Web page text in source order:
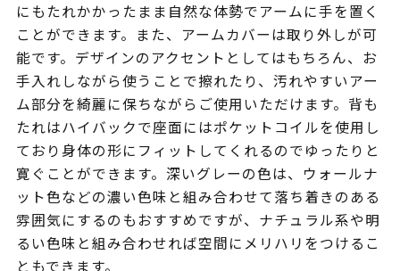
にもたれかかったまま自然な体勢でアームに手を置く
ことができます。また、アームカバーは取り外しが可
能です。デザインのアクセントとしてはもちろん、お
手入れしながら使うことで擦れたり、汚れやすいアー
ム部分を綺麗に保ちながらご使用いただけます。背も
たれはハイバックで座面にはポケットコイルを使用し
ており身体の形にフィットしてくれるのでゆったりと
寛ぐことができます。深いグレーの色は、ウォールナ
ット色などの濃い色味と組み合わせて落ち着きのある
雰囲気にするのもおすすめですが、ナチュラル系や明
るい色味と組み合わせれば空間にメリハリをつけるこ
ともできます。